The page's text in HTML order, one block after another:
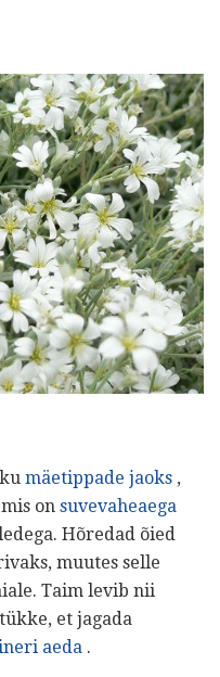
mäetippade jaoks ,
on suvevaheaega
Hõredad õied
muutes selle
Taim levib nii
et jagada
aeda .